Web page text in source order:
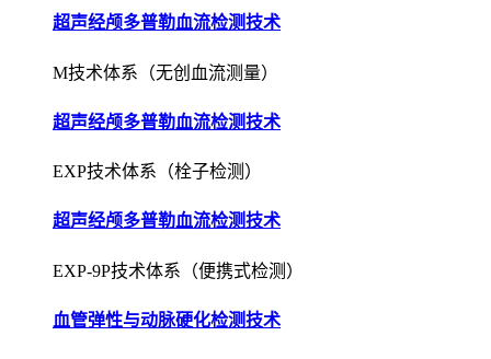
超声经颅多普勒血流检测技术
M技术体系（无创血流测量）
超声经颅多普勒血流检测技术
EXP技术体系（栓子检测）
超声经颅多普勒血流检测技术
EXP-9P技术体系（便携式检测）
血管弹性与动脉硬化检测技术